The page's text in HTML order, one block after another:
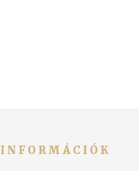
INFORMÁCIÓK